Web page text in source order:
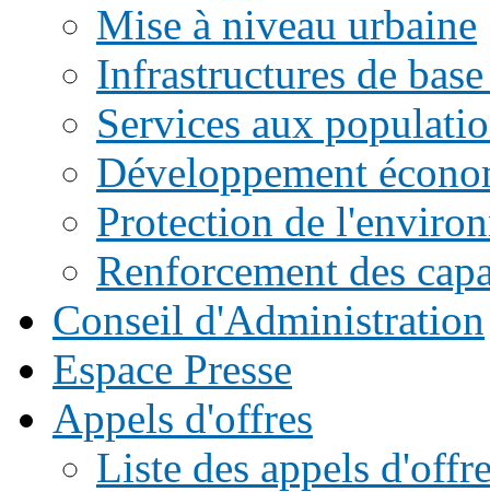
Mise à niveau urbaine
Infrastructures de
Services aux
Développement
Protection de
Renforcement des
Conseil d'Administration
Espace Presse
Appels d'offres
Liste des appels